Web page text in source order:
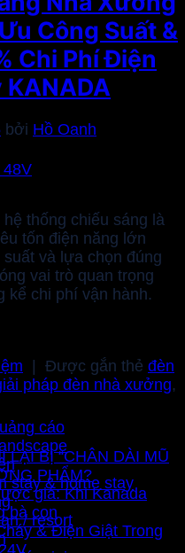
48V
cáo
stay & home stay
/ resort
Công Suất &
Chi Phí Điện
bởi Hồ Oanh
thống chiếu sáng là
tốn điện năng lớn
và lựa chọn đúng
vai trò quan trọng
kể chi phí vận hành.
| Được gắn thẻ đèn
pháp đèn nhà xưởng,
LẠI BỊ “CHÂN DÀI MŨ
PHẨM?
giá: Khi Kanada
bà con
& Điện Giật Trong